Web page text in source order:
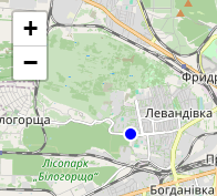
час та послуги, які
безперервний доступ
у Львові.
+
−